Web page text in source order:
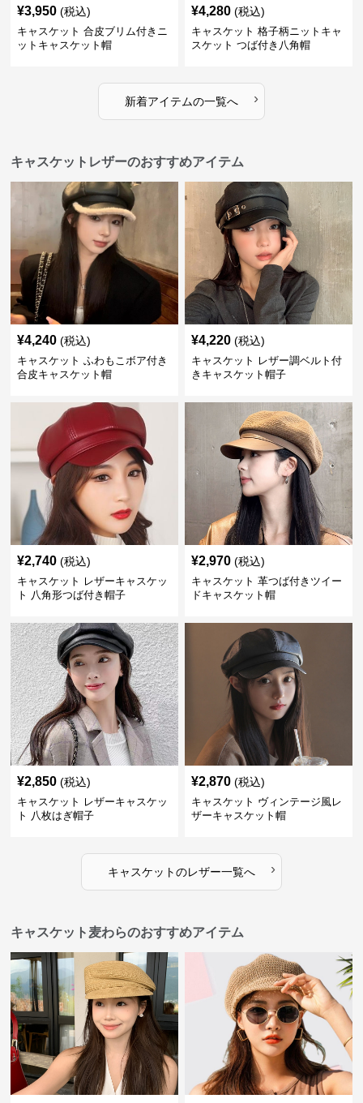
¥3,950 (税込)
キャスケット 合皮ブリム付きニ
ットキャスケット帽
¥4,280 (税込)
キャスケット 格子柄ニットキャ
スケット つば付き八角帽
新着アイテムの一覧へ ›
キャスケットレザーのおすすめアイテム
¥4,240 (税込)
キャスケット ふわもこボア付き
合皮キャスケット帽
¥4,220 (税込)
キャスケット レザー調ベルト付
きキャスケット帽子
¥2,740 (税込)
キャスケット レザーキャスケッ
ト 八角形つば付き帽子
¥2,970 (税込)
キャスケット 革つば付きツイー
ドキャスケット帽
¥2,850 (税込)
キャスケット レザーキャスケッ
ト 八枚はぎ帽子
¥2,870 (税込)
キャスケット ヴィンテージ風レ
ザーキャスケット帽
キャスケットのレザー一覧へ ›
キャスケット麦わらのおすすめアイテム